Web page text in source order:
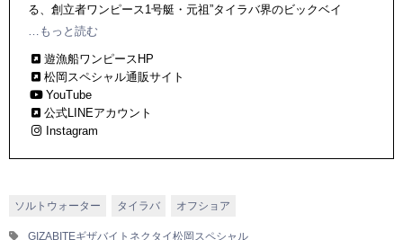
る、創立者ワンピース1号艇・元祖”タイラバ界のビックベイ
ト”＆”ナチュラルカラー”考案者「松岡船長」プロデュースのタイ
す新形状ネクタイの開発に日々励み、今後も船上開発でアングラ
ーの心が躍動する、唯一無二のものづくりに挑戦し続ける。
…もっと読む
遊漁船ワンピースHP
松岡スペシャル通販サイト
YouTube
公式LINEアカウント
Instagram
ソルトウォーター タイラバ オフショア
GIZABITEギザバイト ネクタイ松岡スペシャル